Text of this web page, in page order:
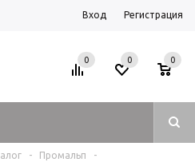
Вход Регистрация
0 0
0
- Промальп
-